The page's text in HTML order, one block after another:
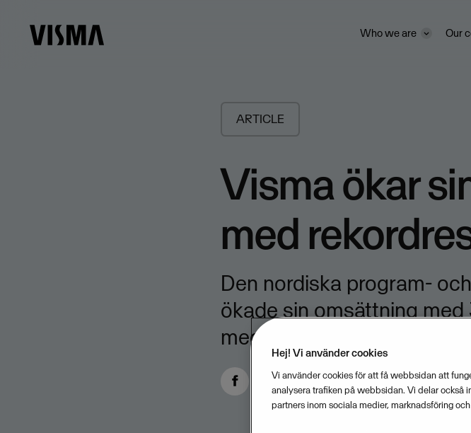
Who we are Our
ARTICLE
Visma ökar
med
Den nordiska program-
ökade sin omsättning
med 26,5 procent under
FEBRUARY 7, 2011
Hej! Vi använder cookies
Vi använder cookies för att få webbsidan att
analysera trafiken på webbsidan. Vi delar också
partners inom sociala medier, marknadsföring